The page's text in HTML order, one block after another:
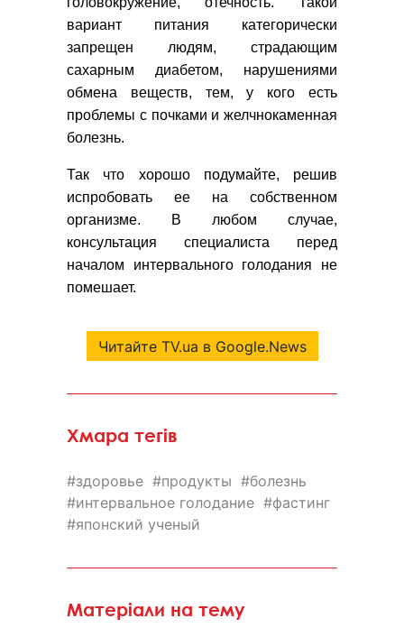
вариант питания категорически
запрещен людям, страдающим
сахарным диабетом, нарушениями
обмена веществ, тем, у кого есть
проблемы с почками и желчнокаменная
болезнь.
Так что хорошо подумайте, решив
испробовать ее на собственном
организме. В любом случае,
консультация специалиста перед
началом интервального голодания не
помешает.
Читайте TV.ua в Google.News
Хмара тегів
здоровье продукты
болезнь
интервальное голодание
фастинг
японский ученый
Матеріали на тему